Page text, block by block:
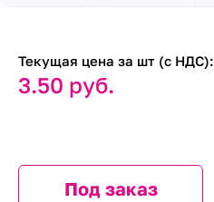
Текущая цена за шт (с НДС):
3.50 руб.
Под заказ